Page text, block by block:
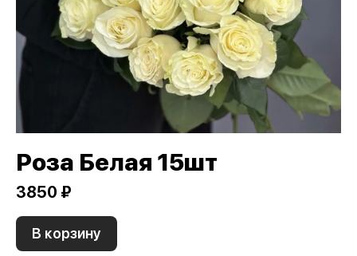
Роза Белая 15шт
3850 ₽
В корзину